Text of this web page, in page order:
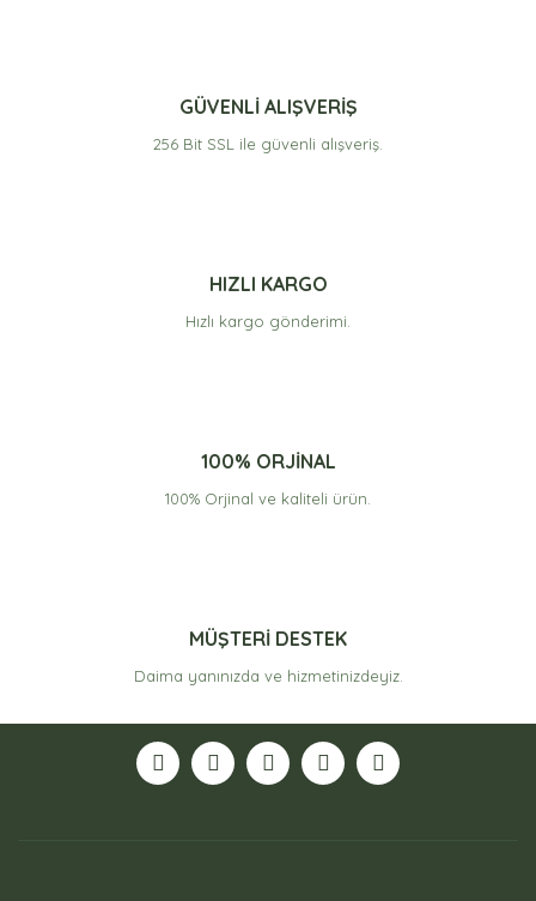
Kalite gösteriyor kendini , hızlı ve özenli paketleme
Rafet ÇELİK | 10/05/2022
Ürün resmi kalitesiz, bozuk veya görüntülenemiyor.
GÜVENLİ ALIŞVERİŞ
256 Bit SSL ile güvenli alışveriş.
HIZLI KARGO
Hızlı kargo gönderimi.
100% ORJİNAL
100% Orjinal ve kaliteli ürün.
MÜŞTERİ DESTEK
Daima yanınızda ve hizmetinizdeyiz.